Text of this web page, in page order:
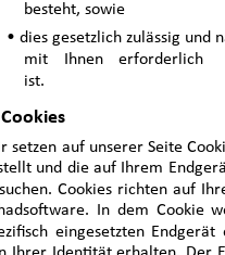
besteht, sowie
• dies gesetzlich zulässig und
mit Ihnen erforderlich
ist.
setzen auf unserer Seite
und die auf Ihrem
Cookies richten auf
In dem Cookie
eingesetzten